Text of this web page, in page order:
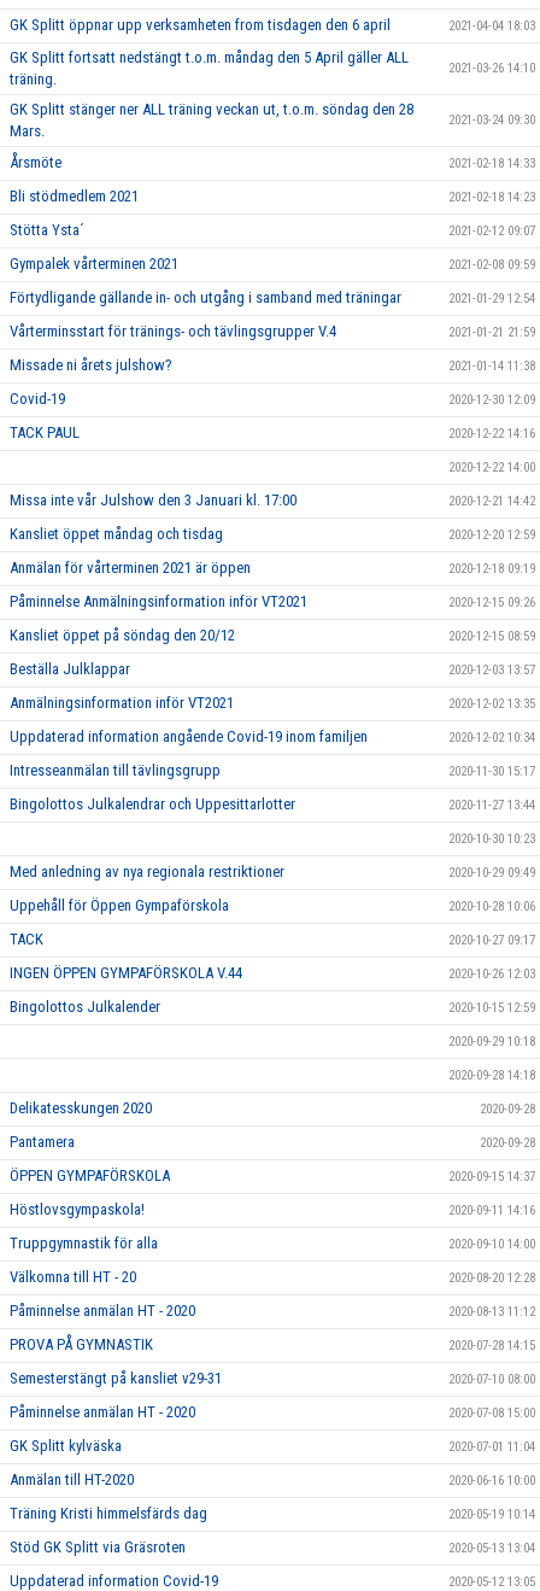
GK Splitt öppnar upp verksamheten from tisdagen den 6 april 2021-04-04 18:03
GK Splitt fortsatt nedstängt t.o.m. måndag den 5 April gäller ALL
träning.
2021-03-26 14:10
GK Splitt stänger ner ALL träning veckan ut, t.o.m. söndag den 28
Mars.
2021-03-24 09:30
Årsmöte 2021-02-18 14:33
Bli stödmedlem 2021 2021-02-18 14:23
Stötta Ysta´ 2021-02-12 09:07
Gympalek vårterminen 2021 2021-02-08 09:59
Förtydligande gällande in- och utgång i samband med träningar 2021-01-29 12:54
Vårterminsstart för tränings- och tävlingsgrupper V.4 2021-01-21 21:59
Missade ni årets julshow? 2021-01-14 11:38
Covid-19 2020-12-30 12:09
TACK PAUL 2020-12-22 14:16
2020-12-22 14:00
Missa inte vår Julshow den 3 Januari kl. 17:00 2020-12-21 14:42
Kansliet öppet måndag och tisdag 2020-12-20 12:59
Anmälan för vårterminen 2021 är öppen 2020-12-18 09:19
Påminnelse Anmälningsinformation inför VT2021 2020-12-15 09:26
Kansliet öppet på söndag den 20/12 2020-12-15 08:59
Beställa Julklappar 2020-12-03 13:57
Anmälningsinformation inför VT2021 2020-12-02 13:35
Uppdaterad information angående Covid-19 inom familjen 2020-12-02 10:34
Intresseanmälan till tävlingsgrupp 2020-11-30 15:17
Bingolottos Julkalendrar och Uppesittarlotter 2020-11-27 13:44
2020-10-30 10:23
Med anledning av nya regionala restriktioner 2020-10-29 09:49
Uppehåll för Öppen Gympaförskola 2020-10-28 10:06
TACK 2020-10-27 09:17
INGEN ÖPPEN GYMPAFÖRSKOLA V.44 2020-10-26 12:03
Bingolottos Julkalender 2020-10-15 12:59
2020-09-29 10:18
2020-09-28 14:18
Delikatesskungen 2020 2020-09-28
Pantamera 2020-09-28
ÖPPEN GYMPAFÖRSKOLA 2020-09-15 14:37
Höstlovsgympaskola! 2020-09-11 14:16
Truppgymnastik för alla 2020-09-10 14:00
Välkomna till HT - 20 2020-08-20 12:28
Påminnelse anmälan HT - 2020 2020-08-13 11:12
PROVA PÅ GYMNASTIK 2020-07-28 14:15
Semesterstängt på kansliet v29-31 2020-07-10 08:00
Påminnelse anmälan HT - 2020 2020-07-08 15:00
GK Splitt kylväska 2020-07-01 11:04
Anmälan till HT-2020 2020-06-16 10:00
Träning Kristi himmelsfärds dag 2020-05-19 10:14
Stöd GK Splitt via Gräsroten 2020-05-13 13:04
Uppdaterad information Covid-19 2020-05-12 13:05